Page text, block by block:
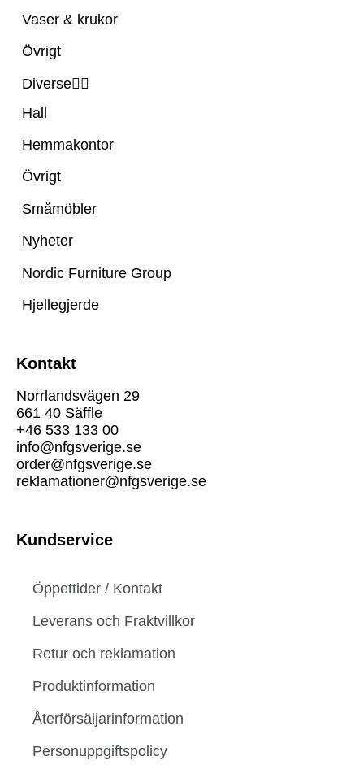
Vaser & krukor
Övrigt
Diverse
Hall
Hemmakontor
Övrigt
Småmöbler
Nyheter
Nordic Furniture Group
Hjellegjerde
Kontakt
Norrlandsvägen 29
661 40 Säffle
+46 533 133 00
info@nfgsverige.se
order@nfgsverige.se
reklamationer@nfgsverige.se
Kundservice
Öppettider / Kontakt
Leverans och Fraktvillkor
Retur och reklamation
Produktinformation
Återförsäljarinformation
Personuppgiftspolicy